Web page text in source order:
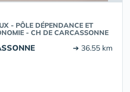
- PÔLE DÉPENDANCE ET
- CH DE CARCASSONNE
➔ 36.55 km